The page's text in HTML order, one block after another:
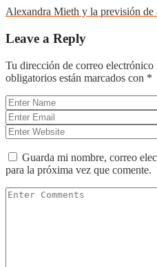
Alexandra Mieth y la previsión
Leave a Reply
Tu dirección de correo electrónico
obligatorios están marcados con *
Guarda mi nombre, correo
para la próxima vez que comente.